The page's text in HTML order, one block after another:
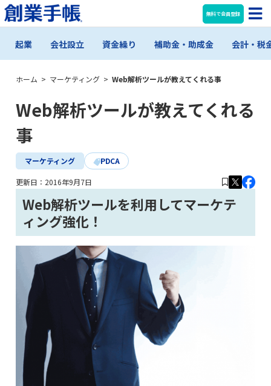
無料で会員登録
起業 会社設立 資金繰り 補助金・助成金 会計・税
ホーム > マーケティング > Web解析ツールが教えてくれる事
Web解析ツールが教えてくれる
事
マーケティング PDCA
更新日： 2016年9月7日
Web解析ツールを利用してマーケテ
ィング強化！